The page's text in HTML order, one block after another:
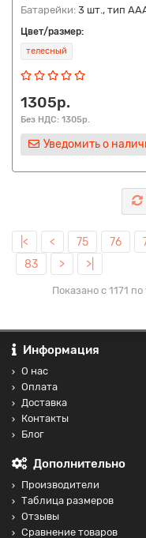
Батарейки: 3 шт., тип
Цвет/размер:
телесный
1305р.
Без НДС: 1305р.
Уведомить о
|< < 75 76
83
> >|
Показано с 1171
Информация
О нас
Оплата
Доставка
Контакты
Блог
Дополнительно
Производители
Таблица размеров
Отзывы
Сравнение товаров